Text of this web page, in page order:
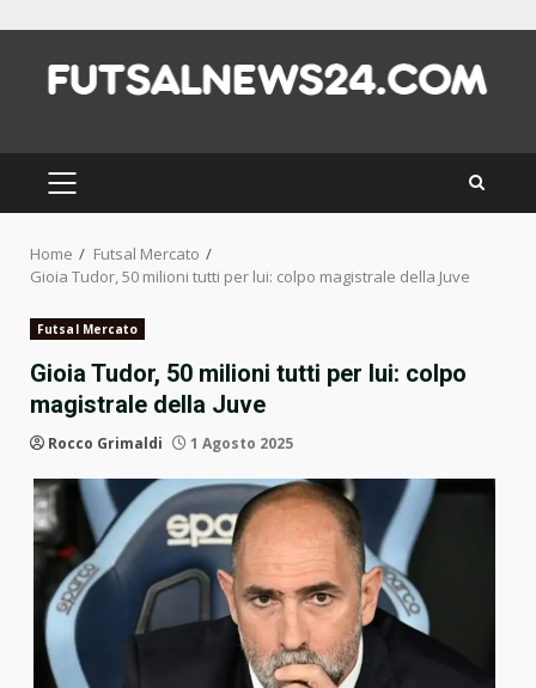
content
PRIMARY
MENU
Home
Futsal Mercato
Gioia Tudor, 50 milioni tutti per lui: colpo magistrale della Juve
Futsal Mercato
Gioia Tudor, 50 milioni tutti per lui: colpo
magistrale della Juve
Rocco Grimaldi 1 Agosto 2025